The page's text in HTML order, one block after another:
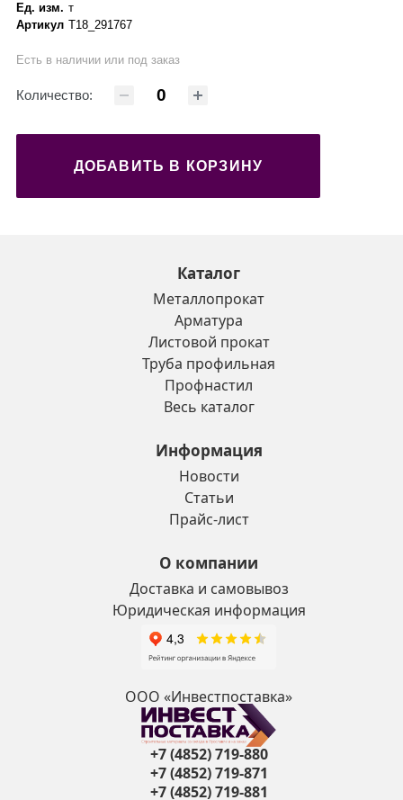
Ед. изм. т
Артикул Т18_291767
Есть в наличии или под заказ
Количество:
ДОБАВИТЬ В КОРЗИНУ
Каталог
Металлопрокат
Арматура
Листовой прокат
Труба профильная
Профнастил
Весь каталог
Информация
Новости
Статьи
Прайс-лист
О компании
Доставка и самовывоз
Юридическая информация
ООО «Инвестпоставка»
+7 (4852) 719-880
+7 (4852) 719-871
+7 (4852) 719-881